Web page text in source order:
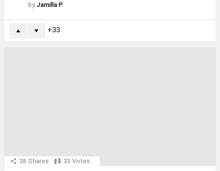
by Jamilla P.
33
38 Shares 33 Votes